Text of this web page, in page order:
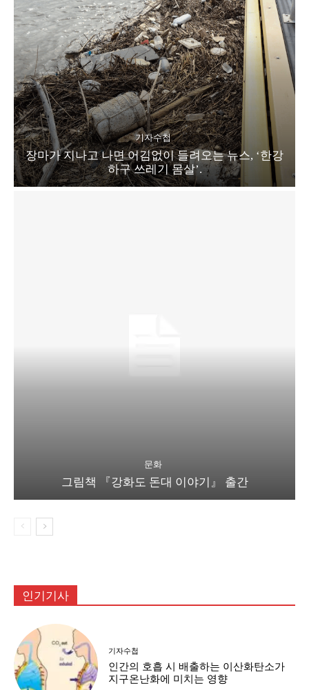
기자수첩
장마가 지나고 나면 어김없이 들려오는 뉴스, ‘한강
하구 쓰레기 몸살’.
문화
그림책 『강화도 돈대 이야기』 출간
인기기사
기자수첩
인간의 호흡 시 배출하는 이산화탄소가
지구온난화에 미치는 영향